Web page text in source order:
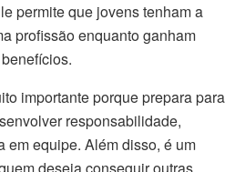
permite que jovens tenham a
profissão enquanto ganham
importante porque prepara para
responsabilidade,
em equipe. Além disso, é um